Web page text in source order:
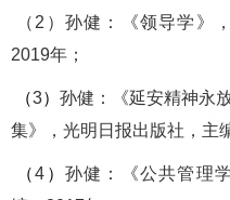
（2 ） 孙健：《领导学》
2019年；
（3）孙健：《延安精神永
集》，光明日报出版社，主
（4 ） 孙健：《公共管理